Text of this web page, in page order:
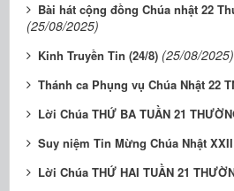
Bài hát cộng đồng Chúa nhật 22
(25/08/2025)
Kinh Truyền Tin (24/8) (25/08/2025)
Thánh ca Phụng vụ Chúa Nhật 22
Lời Chúa THỨ BA TUẦN 21
Suy niệm Tin Mừng Chúa Nhật XXII
Lời Chúa THỨ HAI TUẦN 21